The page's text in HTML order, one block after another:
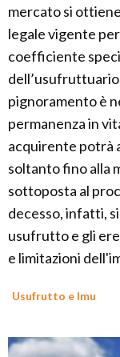
mercato si
legale vigente
coefficiente
pignoramento è
permanenza in
acquirente potrà
soltanto fino alla
sottoposta al
decesso, infatti,
usufrutto e gli
e limitazioni
Usufrutto e Imu